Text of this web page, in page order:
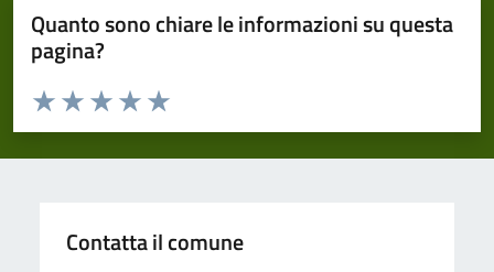
Quanto sono chiare le informazioni su questa
pagina?
Domanda
Valuta da 1 a 5 stelle la pagina
Valuta 5 stelle su 5
Valuta 4 stelle su 5
Valuta 3 stelle su 5
Valuta 2 stelle su 5
Valuta 1 stelle su 5
Contatta il comune